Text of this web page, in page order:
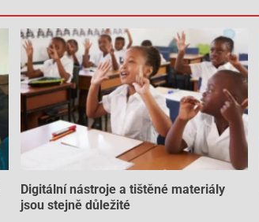
Digitální nástroje a tištěné materiály
jsou stejně důležité